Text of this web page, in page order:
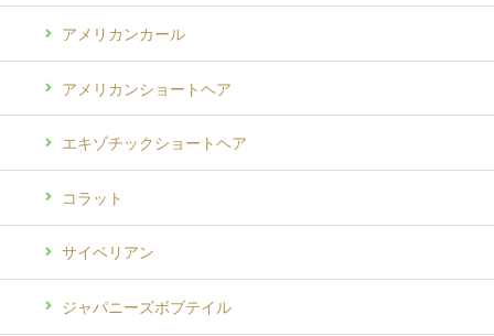
アメリカンカール
アメリカンショートヘア
エキゾチックショートヘア
コラット
サイベリアン
ジャパニーズボブテイル